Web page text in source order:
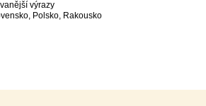
výrazy
, Polsko, Rakousko